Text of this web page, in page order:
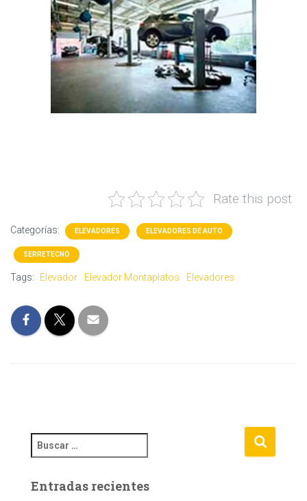
Rate this post
Categorías: ELEVADORES ELEVADORES DE AUTO
SERRETECNO
Tags: Elevador Elevador Montaplatos Elevadores
u
c
Entradas recientes